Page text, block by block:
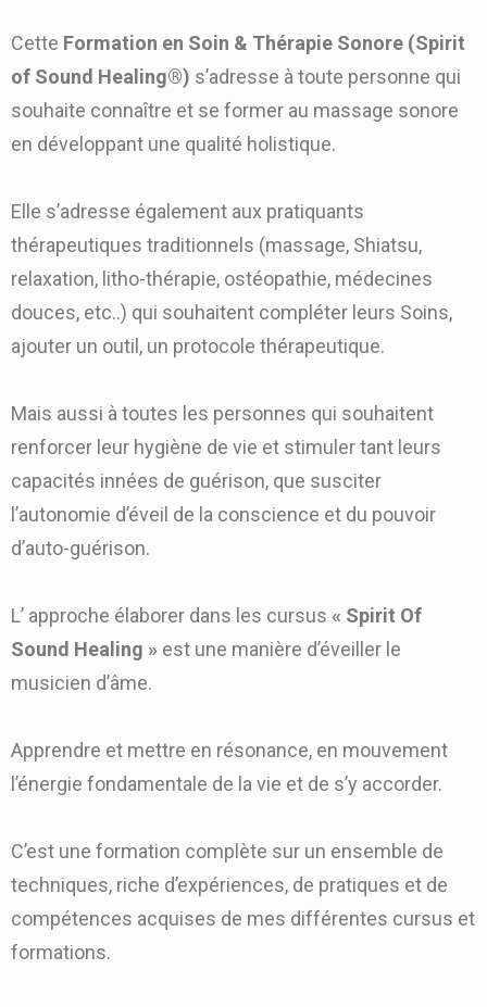
Cette Formation en Soin & Thérapie Sonore (Spirit
of Sound Healing®) s’adresse à toute personne qui
souhaite connaître et se former au massage sonore
en développant une qualité holistique.
Elle s’adresse également aux pratiquants
thérapeutiques traditionnels (massage, Shiatsu,
relaxation, litho-thérapie, ostéopathie, médecines
douces, etc..) qui souhaitent compléter leurs Soins,
ajouter un outil, un protocole thérapeutique.
Mais aussi à toutes les personnes qui souhaitent
renforcer leur hygiène de vie et stimuler tant leurs
capacités innées de guérison, que susciter
l’autonomie d’éveil de la conscience et du pouvoir
d’auto-guérison.
L’ approche élaborer dans les cursus « Spirit Of
Sound Healing » est une manière d’éveiller le
musicien d’âme.
Apprendre et mettre en résonance, en mouvement
l’énergie fondamentale de la vie et de s’y accorder.
C’est une formation complète sur un ensemble de
techniques, riche d’expériences, de pratiques et de
compétences acquises de mes différentes cursus et
formations.